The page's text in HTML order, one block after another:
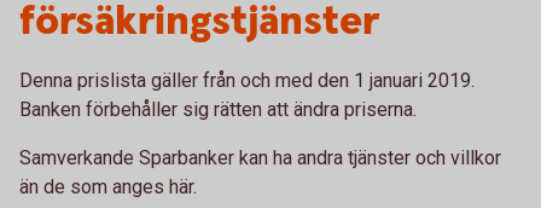
försäkringstjänster
Denna prislista gäller från och med den 1 januari 2019.
Banken förbehåller sig rätten att ändra priserna.
Samverkande Sparbanker kan ha andra tjänster och villkor
än de som anges här.